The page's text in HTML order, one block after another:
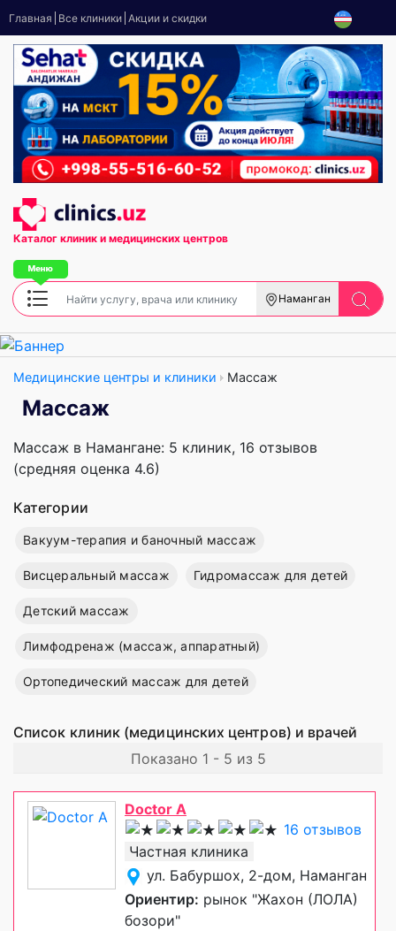
Главная Все клиники Акции и скидки
Каталог клиник и медицинских центров
Наманган
Медицинские центры и клиники Массаж
Массаж
Массаж в Намангане: 5 клиник, 16 отзывов
(средняя оценка 4.6)
Категории
Вакуум-терапия и баночный массаж
Висцеральный массаж Гидромассаж для детей
Детский массаж
Лимфодренаж (массаж, аппаратный)
Ортопедический массаж для детей
Список клиник (медицинских центров) и врачей
Показано 1 - 5 из 5
Doctor A
16 отзывов
Частная клиника
ул. Бабуршох, 2-дом, Наманган
Ориентир: рынок "Жахон (ЛОЛА)
бозори"